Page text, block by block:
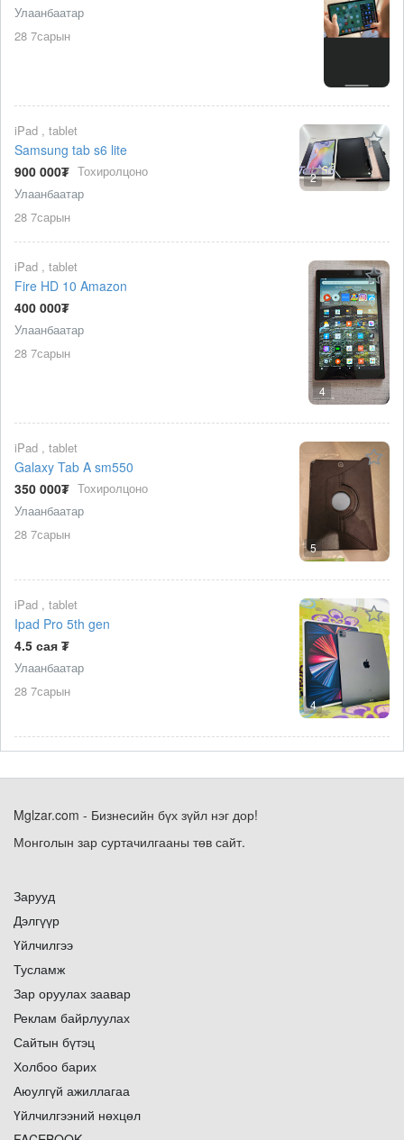
Улаанбаатар
28 7сарын
2
iPad , tablet
Samsung tab s6 lite
900 000₮ Тохиролцоно
Улаанбаатар
28 7сарын
4
iPad , tablet
Fire HD 10 Amazon
400 000₮
Улаанбаатар
28 7сарын
5
iPad , tablet
Galaxy Tab A sm550
350 000₮ Тохиролцоно
Улаанбаатар
28 7сарын
4
iPad , tablet
Ipad Pro 5th gen
4.5 сая ₮
Улаанбаатар
28 7сарын
Mglzar.com - Бизнесийн бүх зүйл нэг дор!
Монголын зар суртачилгааны төв сайт.
Зарууд
Дэлгүүр
Үйлчилгээ
Тусламж
Зар оруулах заавар
Реклам байрлуулах
Сайтын бүтэц
Холбоо барих
Аюулгүй ажиллагаа
Үйлчилгээний нөхцөл